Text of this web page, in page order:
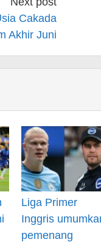
Cakada
Akhir Juni
Liga Primer
Inggris
pemenang